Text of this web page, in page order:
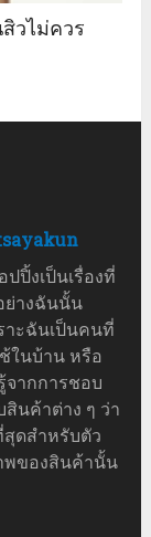
วไม่ควร
ปิ้งเป็นเรื่องที่
ย่างฉันนั้น
าะฉันเป็นคนที่
ในบ้าน หรือ
จากการชอบ
นค้าต่าง ๆ ว่า
สุดสำหรับตัว
พของสินค้านั้น